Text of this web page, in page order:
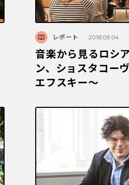
レポート 2018.09.04
音楽から見るロシ
ン、ショスタコー
エフスキー～